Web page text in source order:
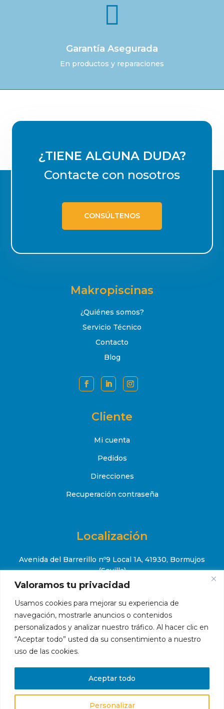
Valoramos tu privacidad
Usamos cookies para mejorar su experiencia de
navegación, mostrarle anuncios o contenidos
personalizados y analizar nuestro tráfico. Al hacer clic en
“Aceptar todo” usted da su consentimiento a nuestro
uso de las cookies.
Personalizar
Aceptar todo

Garantía Asegurada
En productos y reparaciones
¿TIENE ALGUNA DUDA?
Contacte con nosotros
CONSÚLTENOS
Makropiscinas
¿Quiénes somos?
Servicio Técnico
Contacto
Blog
Cliente
Mi cuenta
Pedidos
Direcciones
Recuperación contraseña
Localización
Avenida del Barrerillo nº9 Local 1A, 41930, Bormujos
(Sevilla)
+34 651 52 88 08
 contacto@makropiscinas.com